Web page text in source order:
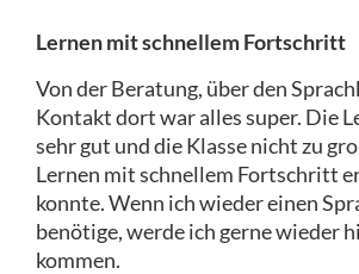
Lernen mit schnellem Fortschritt
Von der Beratung, über den
Kontakt dort war alles super. Die
sehr gut und die Klasse nicht zu
Lernen mit schnellem Fortschritt
konnte. Wenn ich wieder einen
benötige, werde ich gerne wieder
kommen.